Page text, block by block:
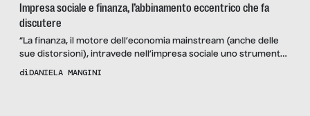
Impresa sociale e finanza, l’abbinamento eccentrico che fa
discutere
“La finanza, il motore dell’economia mainstream (anche delle
sue distorsioni), intravede nell’impresa sociale uno strumento
per realizzare investimenti a elevato impatto sociale”. Il
diDANIELA MANGINI